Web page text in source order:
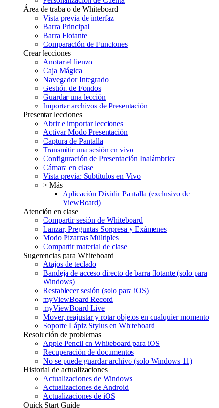
Área de trabajo de Whiteboard
Vista previa de interfaz
Barra Principal
Barra Flotante
Comparación de Funciones
Crear lecciones
Anotar el lienzo
Caja Mágica
Navegador Integrado
Gestión de Fondos
Guardar una lección
Importar archivos de Presentación
Presentar lecciones
Abrir e importar lecciones
Activar Modo Presentación
Captura de Pantalla
Transmitir una sesión en vivo
Configuración de Presentación Inalámbrica
Cámara en clase
Vista previa: Subtítulos en Vivo
> Más
Aplicación Dividir Pantalla (exclusivo de
ViewBoard)
Atención en clase
Compartir sesión de Whiteboard
Lanzar, Preguntas Sorpresa y Exámenes
Modo Pizarras Múltiples
Compartir material de clase
Sugerencias para Whiteboard
Atajos de teclado
Bandeja de acceso directo de barra flotante (solo para
Windows)
Restablecer sesión (solo para iOS)
myViewBoard Record
myViewBoard Live
Mover, reajustar y rotar objetos en cualquier momento
Soporte Lápiz Stylus en Whiteboard
Resolución de problemas
Apple Pencil en Whiteboard para iOS
Recuperación de documentos
No se puede guardar archivo (solo Windows 11)
Historial de actualizaciones
Actualizaciones de Windows
Actualizaciones de Android
Actualizaciones de iOS
Quick Start Guide